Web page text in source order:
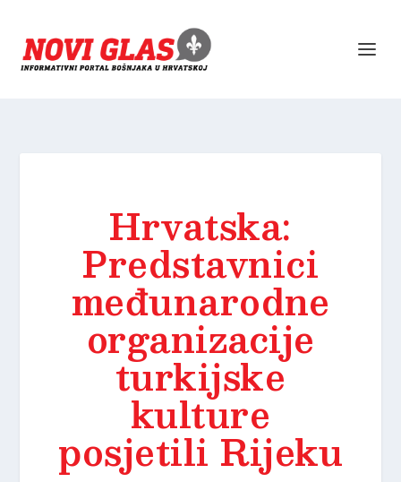
Hrvatska:
Predstavnici
međunarodne
organizacije
turkijske
kulture
posjetili Rijeku